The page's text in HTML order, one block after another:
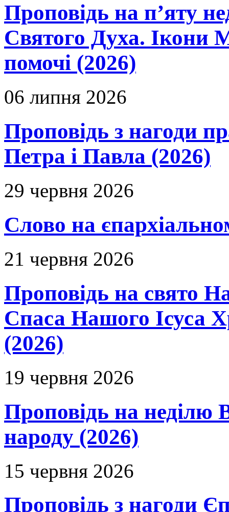
Проповідь на п’яту
Святого Духа. Ікони
помочі (2026)
06 липня 2026
Проповідь з нагоди
Петра і Павла (2026)
29 червня 2026
Слово на
21 червня 2026
Проповідь на свято
Спаса Нашого Ісуса
(2026)
19 червня 2026
Проповідь на неділю
народу (2026)
15 червня 2026
Проповідь з нагоди